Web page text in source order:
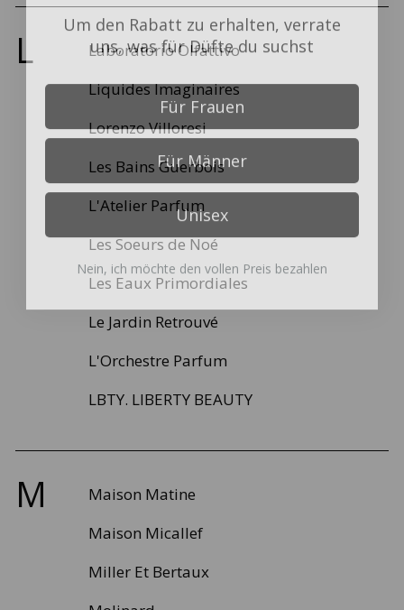
L
Laboratorio Olfattivo
Liquides Imaginaires
Lorenzo Villoresi
Les Bains Guerbois
L'Atelier Parfum
Les Soeurs de Noé
Les Eaux Primordiales
Le Jardin Retrouvé
L'Orchestre Parfum
LBTY. LIBERTY BEAUTY
M
Maison Matine
Maison Micallef
Miller Et Bertaux
Um den Rabatt zu erhalten, verrate
uns, was für Düfte du suchst
Für Frauen
Unisex
Nein, ich möchte den vollen Preis bezahlen